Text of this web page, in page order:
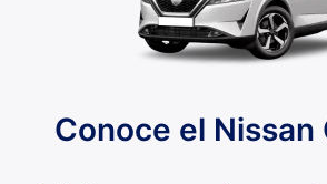
Conoce el Nissan